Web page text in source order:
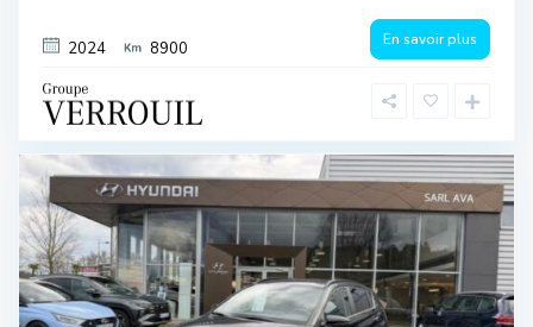
2024 8900 En savoir plus